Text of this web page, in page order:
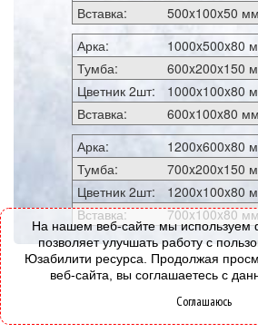
Вставка:
500x100x50 мм
Арка:
1000x500x80
Тумба:
600x200x150
Цветник 2шт:
1000x100x80
Вставка:
600x100x80 мм
Арка:
1200x600x80
Тумба:
700x200x150
Цветник 2шт:
1200x100x80
Вставка:
700x100x80
На нашем веб-сайте мы используем
позволяет улучшать работу с
Юзабилити ресурса. Продолжая
веб-сайта, вы соглашаетесь с
Соглашаюсь